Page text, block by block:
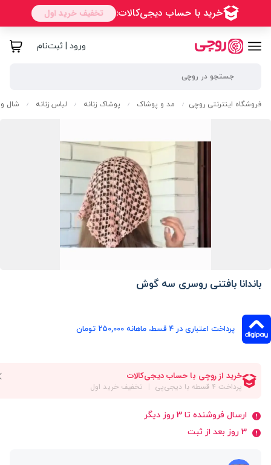
ورود | ثبت‌نام
فروشگاه اینترنتی روچی / مد و پوشاک / پوشاک زنانه / لباس زنانه / شال و
باندانا بافتنی روسری سه گوش
پرداخت اعتباری در ۴ قسط، ماهانه 250,000 تومان
ارسال فروشنده تا 3 روز دیگر